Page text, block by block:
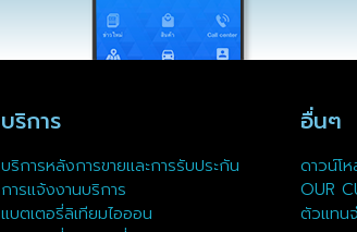
บริการ
บริการหลังการขายและการรับประกัน
การแจ้งงานบริการ
แบตเตอรี่ลิเทียมไอออน
อื่นๆ
ดาวน์โ
OUR
ตัวแทน